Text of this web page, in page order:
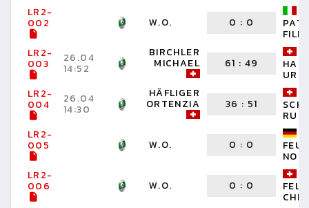
LR2-
002 W.O. 0 : 0
LR2-
003 26.04
14:52
BIRCHLER
MICHAEL 61 : 49
LR2-
004 26.04
14:30
HÄFLIGER
ORTENZIA 36 : 51
LR2-
005 W.O. 0 : 0
LR2-
006 W.O. 0 : 0